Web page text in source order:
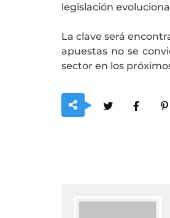
legislación
La clave será
apuestas no se
sector en los